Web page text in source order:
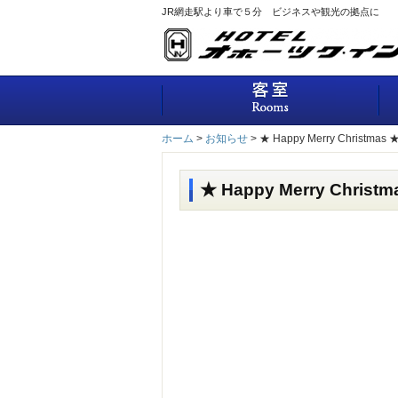
JR網走駅より車で５分 ビジネスや観光の拠点に
客
ホーム > お知らせ > ★ Happy Merry Christmas
★ Happy Merry